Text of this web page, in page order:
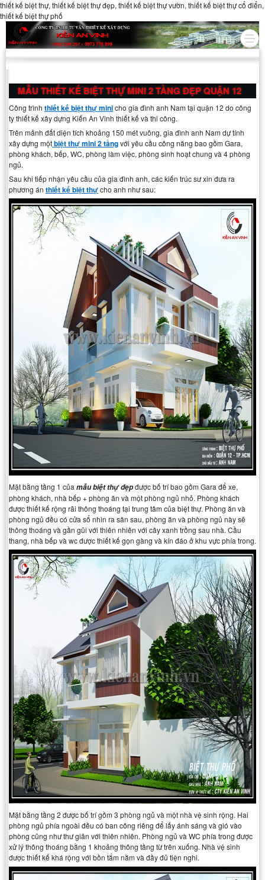
thiết kế biệt thự, thiết kế biệt thự đẹp, thiết kế biệt thự vườn, thiết kế biệt thự cổ điển,
thiết kế biệt thự phố
MẪU THIẾT KẾ BIỆT THỰ MINI 2 TẦNG ĐẸP QUẬN 12
Công trình thiết kế biệt thự minicho gia đình anh Nam tại quận 12 do công
ty thiết kế xây dựng Kiến An Vinh thiết kế và thi công.
Trên mảnh đất diện tích khoảng 150 mét vuông, gia đình anh Nam dự tính
xây dựng mộtbiệt thự mini 2 tầngvới yêu cầu công năng bao gồm Gara,
phòng khách, bếp, WC, phòng làm việc, phòng sinh hoạt chung và 4 phòng
ngủ.
Sau khi tiếp nhận yêu cầu của gia đình anh, các kiến trúc sư xin đưa ra
phương án thiết kế biệt thựcho anh như sau:
Mặt bằng tầng 1 củamẫu biệt thự đẹpđược bố trí bao gồm Gara để xe,
phòng khách, nhà bếp + phòng ăn và một phòng ngủ nhỏ. Phòng khách
được thiết kế rộng rãi thông thoáng tại trung tâm của biệt thự. Phòng ăn và
phòng ngủ đều có cửa sổ nhìn ra sân sau, phòng ăn và phòng ngủ này sẽ
thông thoáng và gần gũi với thiên nhiên với cây xanh trồng sau nhà. Cầu
thang, nhà bếp và wc được thiết kế gọn gàng và kín đáo ở khu vực phía trong.
Mặt bằng tầng 2 được bố trí gồm 3 phòng ngủ và một nhà vệ sinh rộng. Hai
phòng ngủ phía ngoài đều có ban công riêng để lấy ánh sáng và gió vào
phòng cũng như thư giãn với thiên nhiên. Phòng ngủ và WC phía trong được
xử l‎ý thông thoáng bằng 1 khoảng thông tầng từ trên xuống. Nhà vệ sinh
được thiết kế khá rộng với bồn tắm nằm và đầy đủ tiện nghi.